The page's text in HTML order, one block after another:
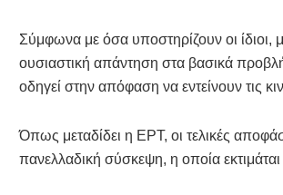
Σύμφωνα με όσα υποστηρίζουν οι ίδιοι,
ουσιαστική απάντηση στα βασικά
οδηγεί στην απόφαση να εντείνουν τις
Όπως μεταδίδει η ΕΡΤ, οι τελικές
πανελλαδική σύσκεψη, η οποία